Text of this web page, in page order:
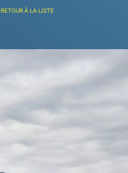
RETOUR À LA LISTE